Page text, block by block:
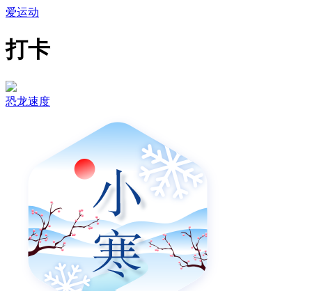
爱运动
打卡
恐龙速度